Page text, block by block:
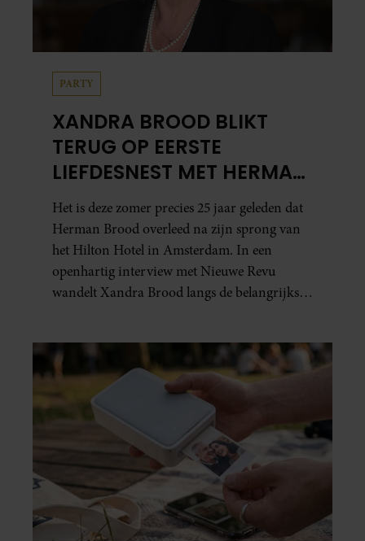
PARTY
XANDRA BROOD BLIKT
TERUG OP EERSTE
LIEFDESNEST MET HERMAN
BROOD: “HIER IS LOLA
GEBOREN”
Het is deze zomer precies 25 jaar geleden dat
Herman Brood overleed na zijn sprong van
het Hilton Hotel in Amsterdam. In een
openhartig interview met Nieuwe Revu
wandelt Xandra Brood langs de belangrijkste
Leidsedwarsstraat roept een stortvloed aan
herinneringen op. Daar begon hun leven
samen en werd dochter Lola geboren.